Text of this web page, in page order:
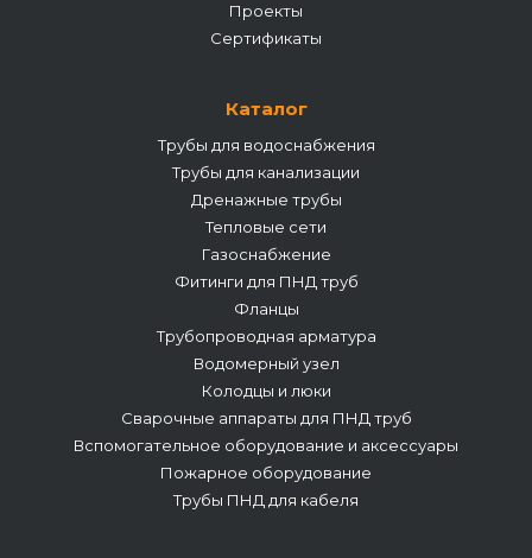
Проекты
Сертификаты
Каталог
Трубы для водоснабжения
Трубы для канализации
Дренажные трубы
Тепловые сети
Газоснабжение
Фитинги для ПНД труб
Фланцы
Трубопроводная арматура
Водомерный узел
Колодцы и люки
Сварочные аппараты для ПНД труб
Вспомогательное оборудование и аксессуары
Пожарное оборудование
Трубы ПНД для кабеля